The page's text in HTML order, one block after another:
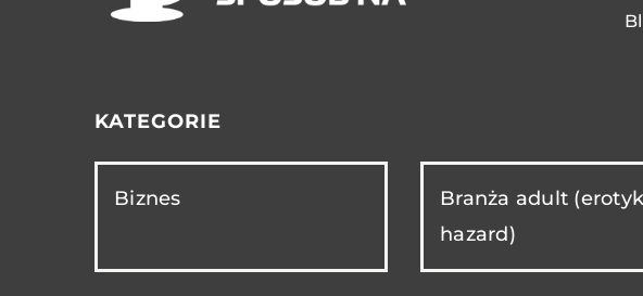
KATEGORIE
Biznes
Branża adult
hazard)